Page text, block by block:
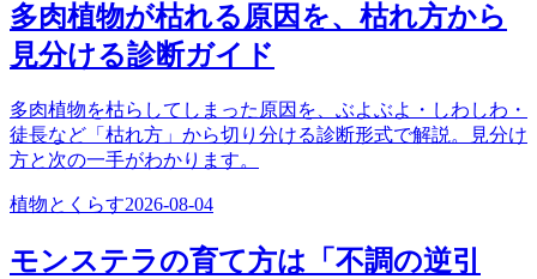
多肉植物が枯れる原因を、枯れ方から
見分ける診断ガイド
多肉植物を枯らしてしまった原因を、ぶよぶよ・しわしわ・
徒長など「枯れ方」から切り分ける診断形式で解説。見分け
方と次の一手がわかります。
植物とくらす2026-08-04
モンステラの育て方は「不調の逆引